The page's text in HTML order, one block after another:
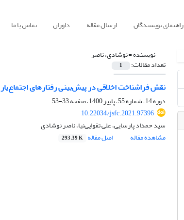
راهنمای نویسندگان ارسال مقاله داوران تماس با ما
نویسنده =نوشادی، ناصر
تعداد مقالات: 1
نقش فراشناخت اخلاقی در پیش‌بینی رفتارهای اجتماع‌یار
دوره 14، شماره 55، پاییز 1400، صفحه
33-53
10.22034/jsfc.2021.97396
سید حمداد پارسایی، علی تقوایی‌نیا، ناصر نوشادی
مشاهده مقاله
اصل مقاله 293.39 K